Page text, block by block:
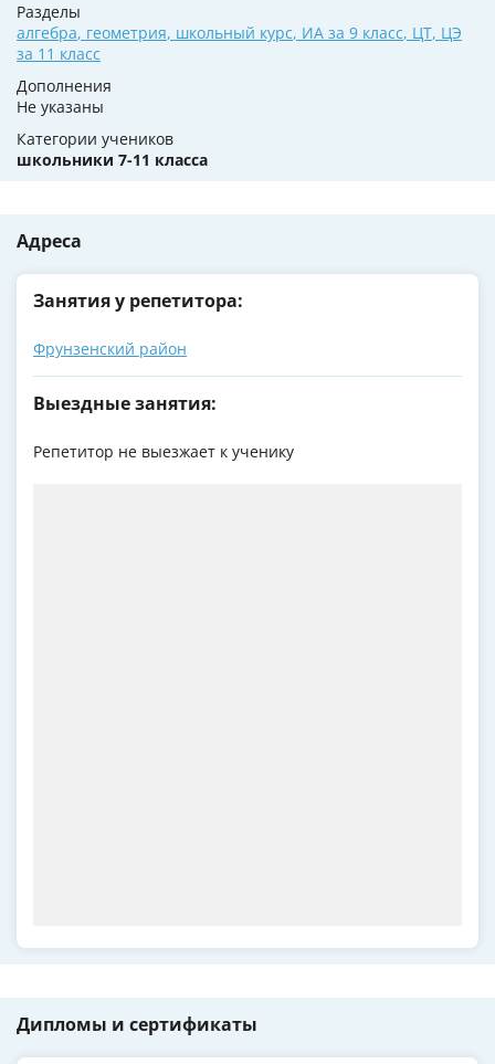
Разделы
алгебра, геометрия, школьный курс, ИА за 9 класс, ЦТ, ЦЭ
за 11 класс
Дополнения
Не указаны
Категории учеников
школьники 7-11 класса
Адреса
Занятия у репетитора:
Фрунзенский район
Выездные занятия:
Репетитор не выезжает к ученику
Дипломы и сертификаты